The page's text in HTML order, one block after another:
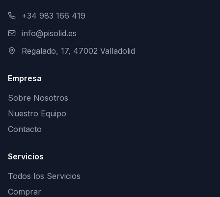
+34 983 166 419
info@pisolid.es
Regalado, 17, 47002 Valladolid
Empresa
Sobre Nosotros
Nuestro Equipo
Contacto
Servicios
Todos los Servicios
Comprar